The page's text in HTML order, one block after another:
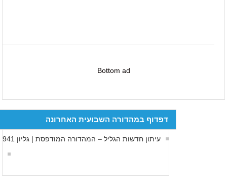
Bottom ad
דפדוף במהדורה השבועית האחרונה
עיתון חדשות הגליל – המהדורה המודפסת | גליון 941